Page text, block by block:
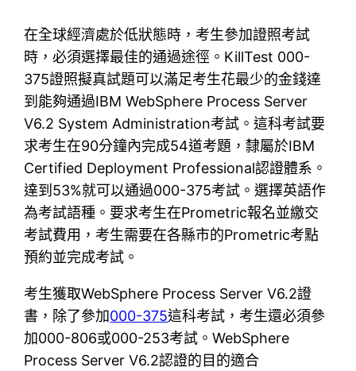
在全球經濟處於低狀態時，考生參加證照考試
時，必須選擇最佳的通過途徑。KillTest 000-
375證照擬真試題可以滿足考生花最少的金錢達
到能夠通過IBM WebSphere Process Server
V6.2 System Administration考試。這科考試要
求考生在90分鐘內完成54道考題，隸屬於IBM
Certified Deployment Professional認證體系。
達到53%就可以通過000-375考試。選擇英語作
為考試語種。要求考生在Prometric報名並繳交
考試費用，考生需要在各縣市的Prometric考點
預約並完成考試。
考生獲取WebSphere Process Server V6.2證
書，除了參加000-375這科考試，考生還必須參
加000-806或000-253考試。WebSphere
Process Server V6.2認證的目的適合